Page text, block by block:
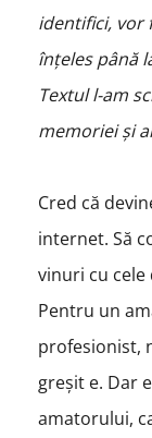
identifici, vor
înțeles până
Textul l-am
memoriei și
Cred că
internet. Să
vinuri cu cele
Pentru un
profesionist,
greșit e. Dar
amatorului,